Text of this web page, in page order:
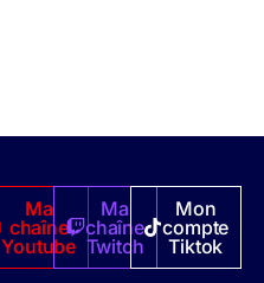
Ma
chaîne
Youtube
Ma
chaîne
Twitch
Mon
compte
Tiktok